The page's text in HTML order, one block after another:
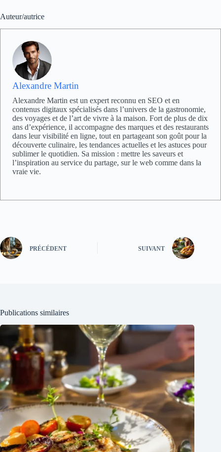
Auteur/autrice
Alexandre Martin
Alexandre Martin est un expert reconnu en SEO et en
contenus digitaux spécialisés dans l’univers de la gastronomie,
des voyages et de l’art de vivre à la maison. Fort de plus de dix
ans d’expérience, il accompagne des marques et des restaurants
dans leur visibilité en ligne, tout en partageant son goût pour la
découverte culinaire, les tendances actuelles et les astuces pour
sublimer le quotidien. Sa mission : mettre les saveurs et
l’inspiration au service du partage, sur le web comme dans la
vraie vie.
PRÉCÉDENT SUIVANT
Publications similaires